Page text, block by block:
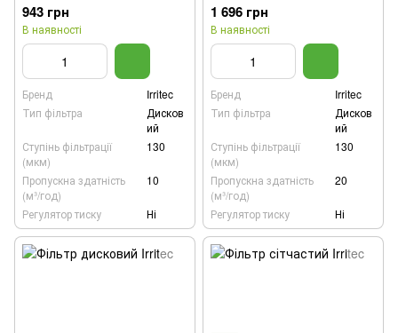
943 грн
В наявності
Бренд
Irritec
Тип фільтра
Дисков
ий
Ступінь фільтрації
(мкм)
130
Пропускна здатність
(м³/год)
10
Регулятор тиску Ні
1 696 грн
В наявності
Бренд
Irritec
Тип фільтра
Дисков
ий
Ступінь фільтрації
(мкм)
130
Пропускна здатність
(м³/год)
20
Регулятор тиску Ні